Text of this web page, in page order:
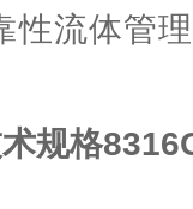
性流体管
规格